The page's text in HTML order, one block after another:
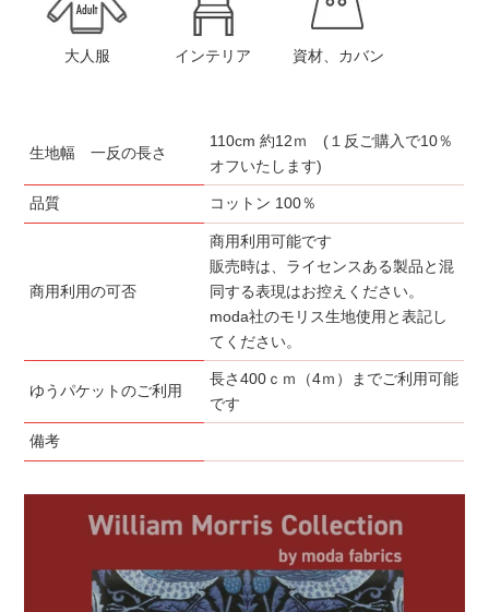
大人服 インテリア 資材、カバン
生地幅 一反の長さ
110cm 約12ｍ (１反ご購入で10％
オフいたします)
品質 コットン 100％
商用利用の可否
商用利用可能です
販売時は、ライセンスある製品と混
同する表現はお控えください。
moda社のモリス生地使用と表記し
てください。
ゆうパケットのご利用
長さ400ｃｍ（4ｍ）までご利用可能
です
備考